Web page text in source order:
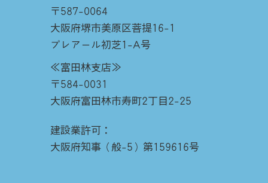
〒587-0064
大阪府堺市美原区菩提16-1
プレアール初芝1-A号
≪富田林支店≫
〒584-0031
大阪府富田林市寿町2丁目2-25
建設業許可：
大阪府知事（般-5）第159616号